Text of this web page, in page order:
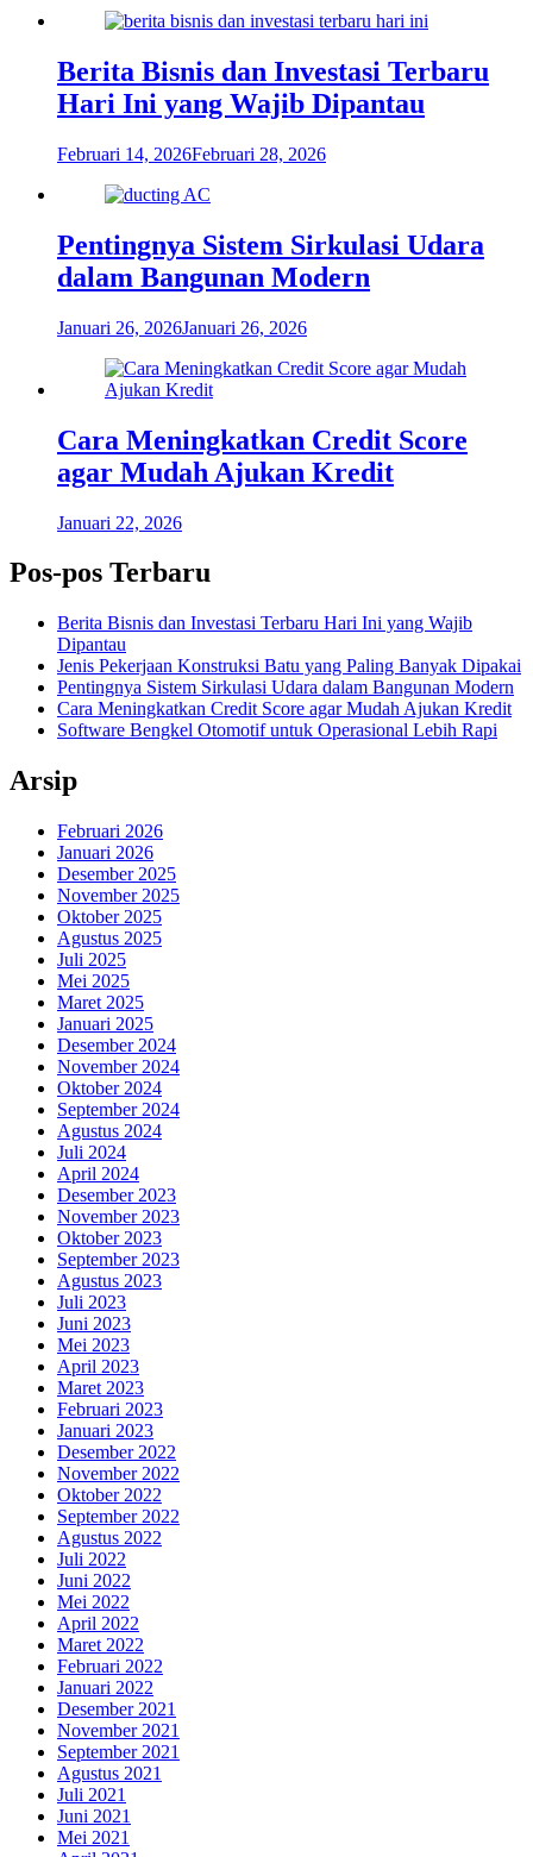
Berita Bisnis dan Investasi Terbaru
Hari Ini yang Wajib Dipantau
Februari 14, 2026Februari 28, 2026
Pentingnya Sistem Sirkulasi Udara
dalam Bangunan Modern
Januari 26, 2026Januari 26, 2026
Cara Meningkatkan Credit Score
agar Mudah Ajukan Kredit
Januari 22, 2026
Pos-pos Terbaru
Berita Bisnis dan Investasi Terbaru Hari Ini yang Wajib
Dipantau
Jenis Pekerjaan Konstruksi Batu yang Paling Banyak Dipakai
Pentingnya Sistem Sirkulasi Udara dalam Bangunan Modern
Cara Meningkatkan Credit Score agar Mudah Ajukan Kredit
Software Bengkel Otomotif untuk Operasional Lebih Rapi
Arsip
Februari 2026
Januari 2026
Desember 2025
November 2025
Oktober 2025
Agustus 2025
Juli 2025
Mei 2025
Maret 2025
Januari 2025
Desember 2024
November 2024
Oktober 2024
September 2024
Agustus 2024
Juli 2024
April 2024
Desember 2023
November 2023
Oktober 2023
September 2023
Agustus 2023
Juli 2023
Juni 2023
Mei 2023
April 2023
Maret 2023
Februari 2023
Januari 2023
Desember 2022
November 2022
Oktober 2022
September 2022
Agustus 2022
Juli 2022
Juni 2022
Mei 2022
April 2022
Maret 2022
Februari 2022
Januari 2022
Desember 2021
November 2021
September 2021
Agustus 2021
Juli 2021
Juni 2021
Mei 2021